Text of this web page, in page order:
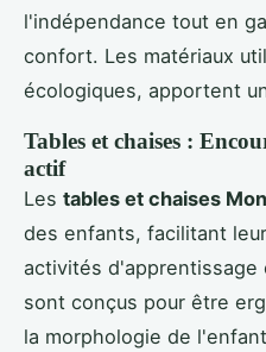
l'indépendance tout en
confort. Les matériaux
écologiques, apportent
Tables et chaises :
actif
Les tables et chaises
des enfants, facilitant
activités d'apprentissage
sont conçus pour être
la morphologie de